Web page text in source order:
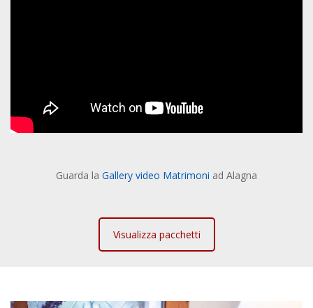
Guarda la Gallery video Matrimoni ad Alagna
Visualizza pacchetti